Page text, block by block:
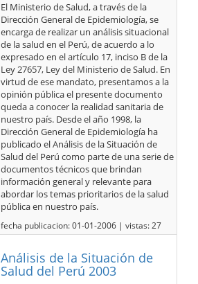
El Ministerio de Salud, a través de la
Dirección General de Epidemiología, se
encarga de realizar un análisis situacional
de la salud en el Perú, de acuerdo a lo
expresado en el artículo 17, inciso B de la
Ley 27657, Ley del Ministerio de Salud. En
virtud de ese mandato, presentamos a la
opinión pública el presente documento
queda a conocer la realidad sanitaria de
nuestro país. Desde el año 1998, la
Dirección General de Epidemiología ha
publicado el Análisis de la Situación de
Salud del Perú como parte de una serie de
documentos técnicos que brindan
información general y relevante para
abordar los temas prioritarios de la salud
pública en nuestro país.
fecha publicacion: 01-01-2006 | vistas: 27
Análisis de la Situación de
Salud del Perú 2003